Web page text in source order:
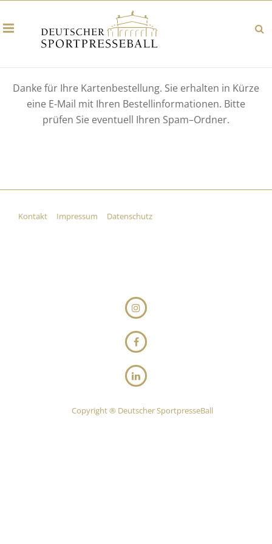
Danke für Ihre Kartenbestellung. Sie erhalten in Kürze
eine E-Mail mit Ihren Bestellinformationen. Bitte
prüfen Sie eventuell Ihren Spam–Ordner.
Kontakt Impressum Datenschutz
Copyright ® Deutscher SportpresseBall